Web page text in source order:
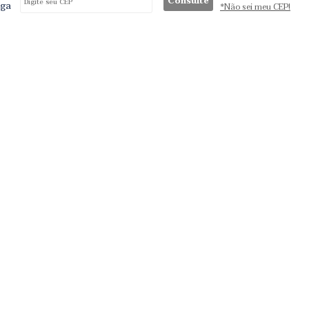
*Não sei meu CEP!